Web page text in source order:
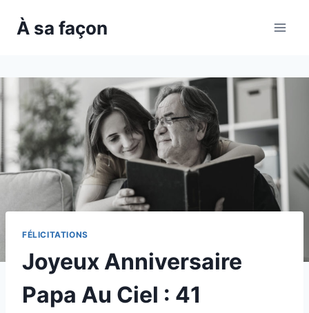
À sa façon
FÉLICITATIONS
Joyeux Anniversaire
Papa Au Ciel : 41